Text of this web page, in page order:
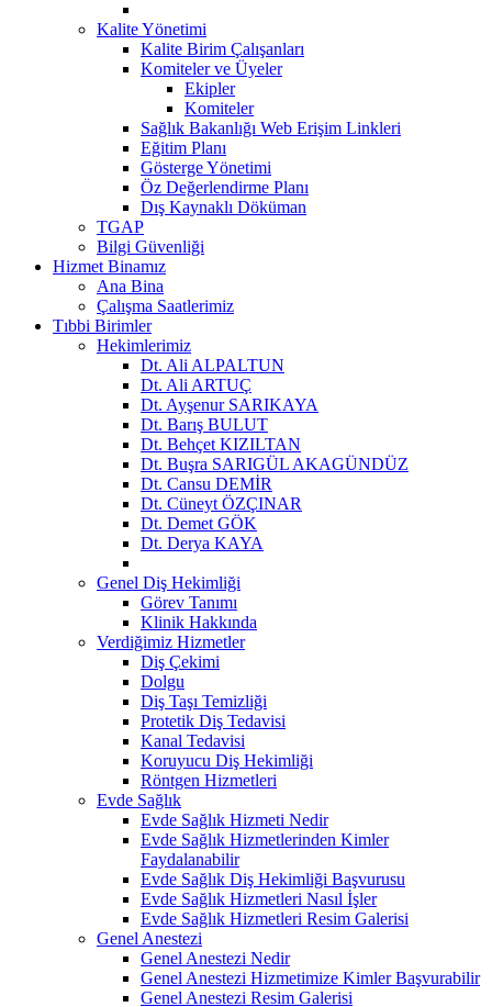
Kalite Yönetimi
Kalite Birim Çalışanları
Komiteler ve Üyeler
Ekipler
Komiteler
Sağlık Bakanlığı Web Erişim Linkleri
Eğitim Planı
Gösterge Yönetimi
Öz Değerlendirme Planı
Dış Kaynaklı Döküman
TGAP
Bilgi Güvenliği
Hizmet Binamız
Ana Bina
Çalışma Saatlerimiz
Tıbbi Birimler
Hekimlerimiz
Dt. Ali ALPALTUN
Dt. Ali ARTUÇ
Dt. Ayşenur SARIKAYA
Dt. Barış BULUT
Dt. Behçet KIZILTAN
Dt. Buşra SARIGÜL AKAGÜNDÜZ
Dt. Cansu DEMİR
Dt. Cüneyt ÖZÇINAR
Dt. Demet GÖK
Dt. Derya KAYA
Genel Diş Hekimliği
Görev Tanımı
Klinik Hakkında
Verdiğimiz Hizmetler
Diş Çekimi
Dolgu
Diş Taşı Temizliği
Protetik Diş Tedavisi
Kanal Tedavisi
Koruyucu Diş Hekimliği
Röntgen Hizmetleri
Evde Sağlık
Evde Sağlık Hizmeti Nedir
Evde Sağlık Hizmetlerinden Kimler
Faydalanabilir
Evde Sağlık Diş Hekimliği Başvurusu
Evde Sağlık Hizmetleri Nasıl İşler
Evde Sağlık Hizmetleri Resim Galerisi
Genel Anestezi
Genel Anestezi Nedir
Genel Anestezi Hizmetimize Kimler Başvurabilir
Genel Anestezi Resim Galerisi